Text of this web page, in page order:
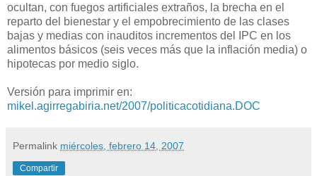
ocultan, con fuegos artificiales extraños, la brecha en el
reparto del bienestar y el empobrecimiento de las clases
bajas y medias con inauditos incrementos del IPC en los
alimentos básicos (seis veces más que la inflación media) o
hipotecas por medio siglo.
Versión para imprimir en:
mikel.agirregabiria.net/2007/politicacotidiana.DOC
Permalink miércoles, febrero 14, 2007
Compartir